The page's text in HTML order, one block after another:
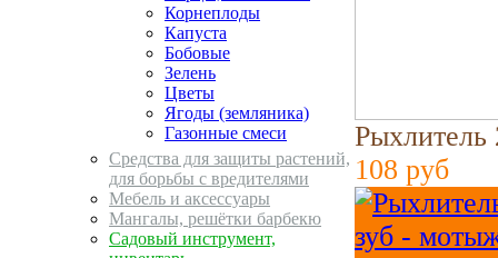
Корнеплоды
Капуста
Бобовые
Зелень
Цветы
Ягоды (земляника)
Газонные смеси
Средства для защиты растений,
для борьбы с вредителями
Мебель и аксессуары
Мангалы, решётки барбекю
Садовый инструмент,
108 руб